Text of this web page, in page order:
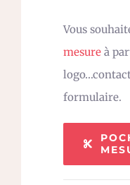
Vous
mesure à
formulaire.